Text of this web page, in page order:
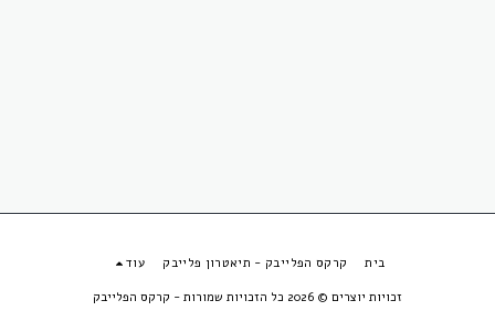
בית קרקס הפלייבק - תיאטרון פלייבק עוד
זכויות יוצרים © 2026 כל הזכויות שמורות - קרקס הפלייבק